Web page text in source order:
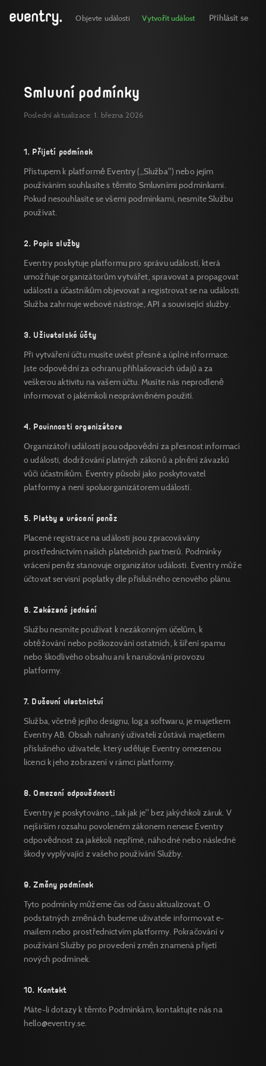
Objevte události Vytvořit událost Přihlásit se
Smluvní podmínky
Poslední aktualizace: 1. března 2026
1. Přijetí podmínek
Přístupem k platformě Eventry („Služba") nebo jejím
používáním souhlasíte s těmito Smluvními podmínkami.
Pokud nesouhlasíte se všemi podmínkami, nesmíte Službu
používat.
2. Popis služby
Eventry poskytuje platformu pro správu událostí, která
umožňuje organizátorům vytvářet, spravovat a propagovat
události a účastníkům objevovat a registrovat se na události.
Služba zahrnuje webové nástroje, API a související služby.
3. Uživatelské účty
Při vytváření účtu musíte uvést přesné a úplné informace.
Jste odpovědní za ochranu přihlašovacích údajů a za
veškerou aktivitu na vašem účtu. Musíte nás neprodleně
informovat o jakémkoli neoprávněném použití.
4. Povinnosti organizátora
Organizátoři událostí jsou odpovědní za přesnost informací
o události, dodržování platných zákonů a plnění závazků
vůči účastníkům. Eventry působí jako poskytovatel
platformy a není spoluorganizátorem událostí.
5. Platby a vrácení peněz
Placené registrace na události jsou zpracovávány
prostřednictvím našich platebních partnerů. Podmínky
vrácení peněz stanovuje organizátor události. Eventry může
účtovat servisní poplatky dle příslušného cenového plánu.
6. Zakázané jednání
Službu nesmíte používat k nezákonným účelům, k
obtěžování nebo poškozování ostatních, k šíření spamu
nebo škodlivého obsahu ani k narušování provozu
platformy.
7. Duševní vlastnictví
Služba, včetně jejího designu, log a softwaru, je majetkem
Eventry AB. Obsah nahraný uživateli zůstává majetkem
příslušného uživatele, který uděluje Eventry omezenou
licenci k jeho zobrazení v rámci platformy.
8. Omezení odpovědnosti
Eventry je poskytováno „tak jak je" bez jakýchkoli záruk. V
nejširším rozsahu povoleném zákonem nenese Eventry
odpovědnost za jakékoli nepřímé, náhodné nebo následné
škody vyplývající z vašeho používání Služby.
9. Změny podmínek
Tyto podmínky můžeme čas od času aktualizovat. O
podstatných změnách budeme uživatele informovat e-
mailem nebo prostřednictvím platformy. Pokračování v
používání Služby po provedení změn znamená přijetí
nových podmínek.
10. Kontakt
Máte-li dotazy k těmto Podmínkám, kontaktujte nás na
hello@eventry.se.